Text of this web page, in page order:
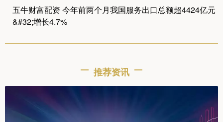
五牛财富配资 今年前两个月我国服务出口总额超4424亿元
&#32;增长4.7%
推荐资讯